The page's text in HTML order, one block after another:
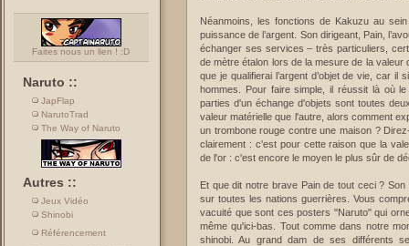
Faites nous un lien ! :D
Naruto ::
JapFlap
NarutoTrad
The Way of Naruto
Autres ::
Jeux Vidéo
Shinobi
Référencement
Néanmoins, les fonctions de Kakuzu au
puissance de l’argent. Son dirigeant, Pain,
échanger ses services – très particuliers,
de mètre étalon lors de la mesure de la valeur
que je qualifierai l’argent d’objet de vie, car il
hommes. Pour faire simple, il réussit là où
parties d'un échange d'objets sont toutes
valeur matérielle que l'autre, alors comment
un trombone rouge contre une maison ?
clairement : c'est pour cette raison que la
de l'or : c'est encore le moyen le plus sûr de
Et que dit notre brave Pain de tout ceci ?
sur toutes les nations guerrières. Vous
vacuité que sont ces posters "Naruto" qui
même qu'ici-bas. Tout comme dans notre
shinobi. Au grand dam de ses différents